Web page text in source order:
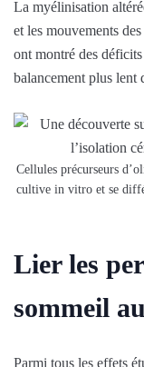
La myélinisation
et les mouvements
ont montré des
balancement plus lent
Cellules précurseurs
cultive in vitro et se
Lier les
sommeil
Parmi tous les effets